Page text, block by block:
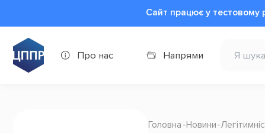
Сайт працює у тестовому
Про нас Напрями
Головна Новини